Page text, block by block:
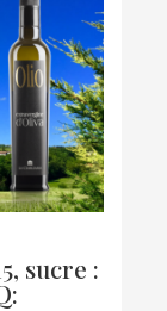
sucre :